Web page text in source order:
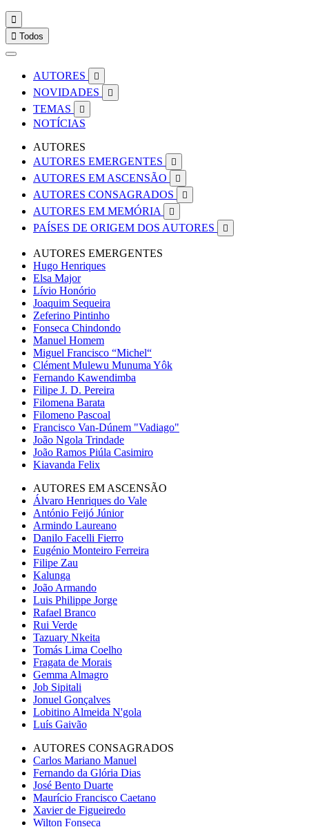

 Todos
AUTORES 
NOVIDADES 
TEMAS 
NOTÍCIAS
AUTORES
AUTORES EMERGENTES

AUTORES EM ASCENSÃO 
AUTORES CONSAGRADOS 
AUTORES EM MEMÓRIA 
PAÍSES DE ORIGEM DOS AUTORES 
AUTORES EMERGENTES
Hugo Henriques
Elsa Major
Lívio Honório
Joaquim Sequeira
Zeferino Pintinho
Fonseca Chindondo
Manuel Homem
Miguel Francisco “Michel“
Clément Mulewu Munuma Yôk
Fernando Kawendimba
Filipe J. D. Pereira
Filomena Barata
Filomeno Pascoal
Francisco Van-Dúnem "Vadiago"
João Ngola Trindade
João Ramos Piúla Casimiro
Kiavanda Felix
AUTORES EM ASCENSÃO
Álvaro Henriques do Vale
António Feijó Júnior
Armindo Laureano
Danilo Facelli Fierro
Eugénio Monteiro Ferreira
Filipe Zau
Kalunga
João Armando
Luis Philippe Jorge
Rafael Branco
Rui Verde
Tazuary Nkeita
Tomás Lima Coelho
Fragata de Morais
Gemma Almagro
Job Sipitali
Jonuel Gonçalves
Lobitino Almeida N'gola
Luís Gaivão
AUTORES CONSAGRADOS
Carlos Mariano Manuel
Fernando da Glória Dias
José Bento Duarte
Maurício Francisco Caetano
Xavier de Figueiredo
Wilton Fonseca